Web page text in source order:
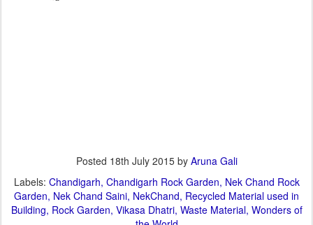
Posted 18th July 2015by Aruna Gali
Labels: Chandigarh Chandigarh Rock Garden Nek Chand Rock
Garden Nek Chand Saini NekChand Recycled Material used in
Building Rock Garden Vikasa Dhatri Waste Material Wonders of